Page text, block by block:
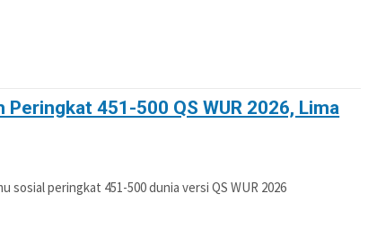
Peringkat 451-500 QS WUR 2026, Lima
peringkat 451-500 dunia versi QS WUR 2026